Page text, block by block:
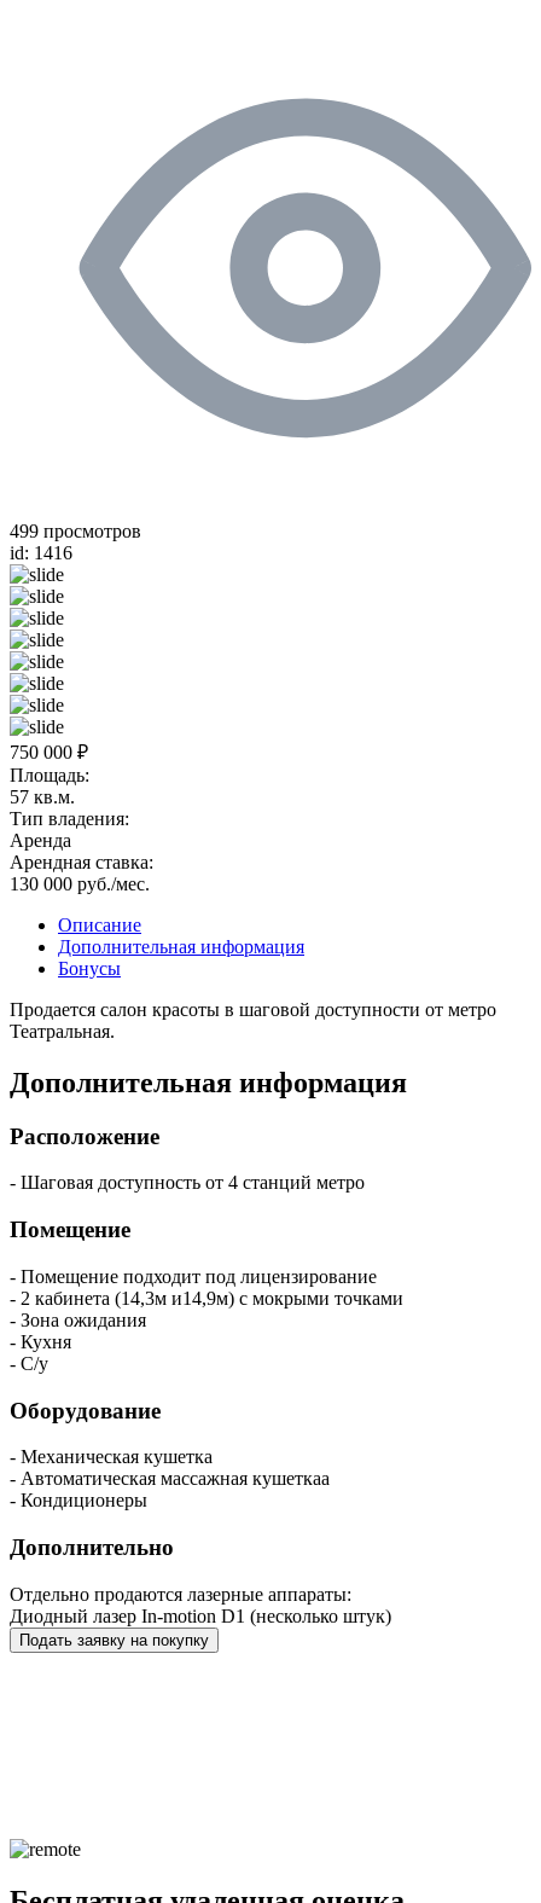
499 просмотров
id: 1416
750 000 ₽
Площадь:
57 кв.м.
Тип владения:
Аренда
Арендная ставка:
130 000 руб./мес.
Описание
Дополнительная информация
Бонусы
Продается салон красоты в шаговой доступности от метро
Театральная.
Дополнительная информация
Расположение
- Шаговая доступность от 4 станций метро
Помещение
- Помещение подходит под лицензирование
- 2 кабинета (14,3м и14,9м) с мокрыми точками
- Зона ожидания
- Кухня
- С/у
Оборудование
- Механическая кушетка
- Автоматическая массажная кушеткаа
- Кондиционеры
Дополнительно
Отдельно продаются лазерные аппараты:
Диодный лазер In-motion D1 (несколько штук)
Подать заявку на покупку